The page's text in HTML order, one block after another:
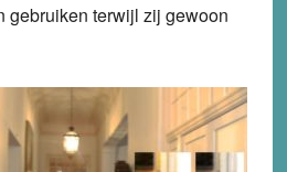
gebruiken terwijl zij gewoon